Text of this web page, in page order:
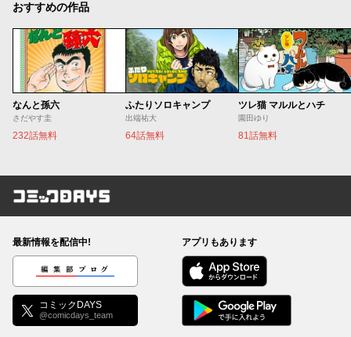
おすすめの作品
なんと孫六
さだやす圭
232話無料
ふたりソロキャンプ
出端祐大
64話無料
ツレ猫 マルルとハチ
園田ゆり
81話無料
コミックDAYS
最新情報を配信中!
編集部ブログ
コミックDAYS
@comicdays_team
アプリもあります